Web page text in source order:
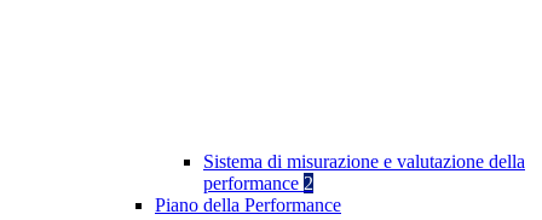
Sistema di misurazione e valutazione della
performance 2
Piano della Performance